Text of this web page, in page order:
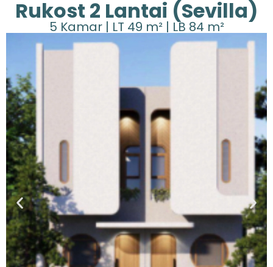
Rukost 2 Lantai (Sevilla)
5 Kamar | LT 49 m² | LB 84 m²